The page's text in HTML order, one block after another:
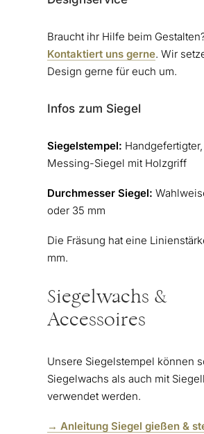
Braucht ihr Hilfe beim
Kontaktiert uns gerne. Wir
Design gerne für euch um.
Infos zum Siegel
Siegelstempel:
Messing-Siegel mit Holzgriff
Durchmesser Siegel:
oder 35 mm
Die Fräsung hat eine
mm.
Siegelwachs &
Accessoires
Unsere Siegelstempel können
Siegelwachs als auch mit
verwendet werden.
→ Anleitung Siegel gießen &